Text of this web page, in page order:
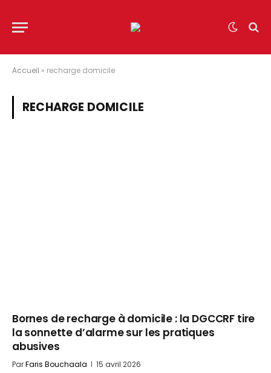
Accueil » recharge domicile
RECHARGE DOMICILE
Bornes de recharge à domicile : la DGCCRF tire
la sonnette d’alarme sur les pratiques
abusives
ParFaris Bouchaala 15 avril 2026